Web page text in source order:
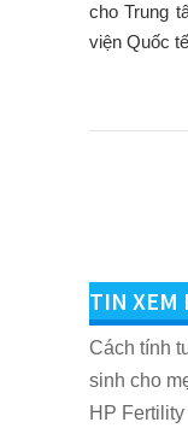
cho Trung
viện Quốc
TIN XEM
Cách tính
sinh cho
HP Fertility